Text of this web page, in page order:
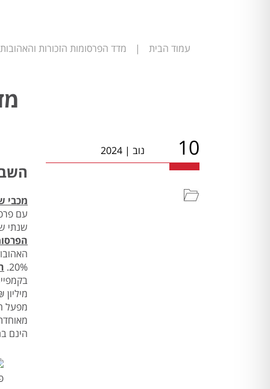
עמוד הבית | מדד הפרסומות הזכורות והאהובות
10 נוב |
2024
מכבי
שנתי
20%.
מפעל
הינם